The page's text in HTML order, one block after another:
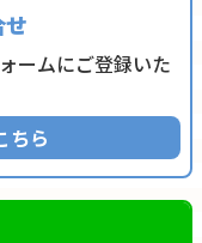
ームにご登録いた
ちら